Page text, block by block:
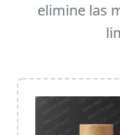
elimine las